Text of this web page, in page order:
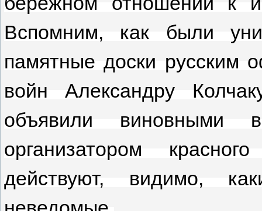
Вспомним, как были
памятные доски русским
войн Александру
объявили
организатором
действуют, видимо,